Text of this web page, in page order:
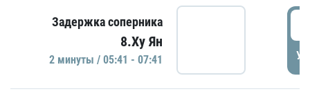
Задержка соперника
8.Ху Ян
2 минуты / 05:41 - 07:41